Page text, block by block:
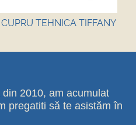
TEHNICA TIFFANY
2010, am acumulat
pregatiti să te asistăm în